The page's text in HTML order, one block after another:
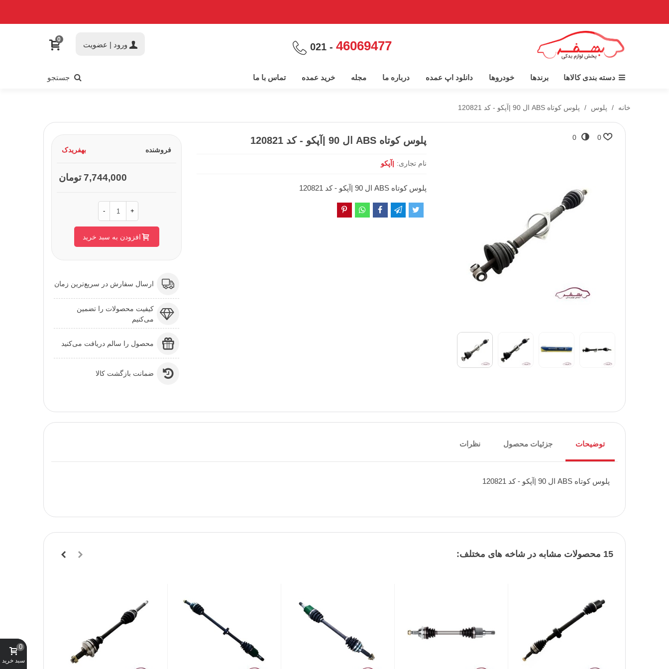
46069477
- 021 ورود | عضویت
0
دسته بندی کالاها برندها خودروها دانلود اپ عمده درباره ما مجله خرید عمده تماس با ما جستجو
خانه / پلوس / پلوس کوتاه ABS ال 90 |آپکو - کد 120821
0
0 پلوس کوتاه ABS ال 90 |آپکو - کد 120821
نام تجاری: |آپکو
پلوس کوتاه ABS ال 90 |آپکو - کد 120821
فروشنده بهفریدک
7,744,000 تومان
- +
افزودن به سبد خرید
ارسال سفارش در سریع‌ترین زمان
کیفیت محصولات را تضمین
می‌کنیم
محصول را سالم دریافت می‌کنید
ضمانت بازگشت کالا
توضیحات جزئیات محصول نظرات
پلوس کوتاه ABS ال 90 |آپکو - کد 120821
15 محصولات مشابه در شاخه های مختلف:
سبد خرید
0